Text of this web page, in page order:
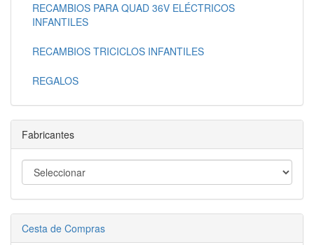
RECAMBIOS PARA QUAD 36V ELÉCTRICOS
INFANTILES
RECAMBIOS TRICICLOS INFANTILES
REGALOS
Fabricantes
Cesta de Compras